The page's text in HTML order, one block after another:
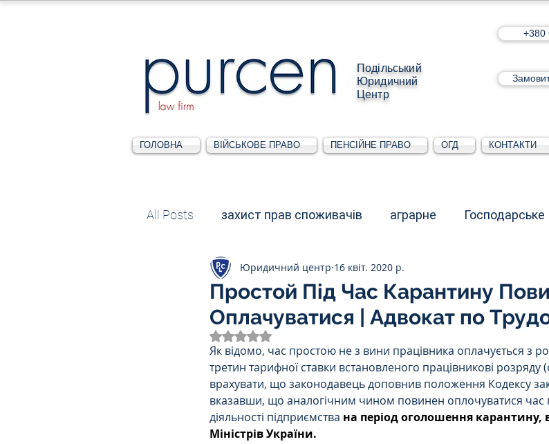
Подільський
Юридичний
Центр
+380
ГОЛОВНА ВІЙСЬКОВЕ ПРАВО ПЕНСІЙНЕ ПРАВО ОГД КОНТАКТИ
All Posts захист прав споживачів аграрне Господарське
Податкове Адміністративне Для юридичних осіб
Трудове Земельне Інтелектуальна власність
Спортивне право Корупційне Адміністративі
Права Жінок Поліцейському
Простой Під Час Карантину
Оплачуватися | Адвокат по
Юридичний центр 16 квіт. 2020 р.
Оцінка: NaN з 5 зірок.
Як відомо, час простою не з вини працівника оплачується з
третин тарифної ставки встановленого працівникові
врахувати, що законодавець доповнив положення Кодексу
вказавши, що аналогічним чином повинен оплочуватися час
діяльності підприємства на період оголошення карантину,
Міністрів України.